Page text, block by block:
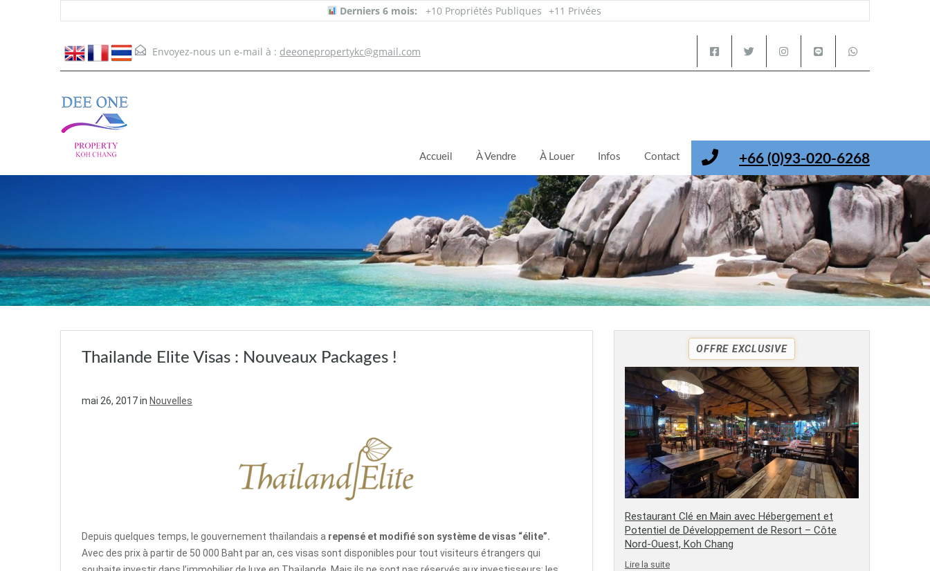
Derniers 6 mois: +10 Propriétés Publiques +11 Privées
Envoyez-nous un e-mail à : deeonepropertykc@gmail.com
+66 (0)93-020-6268
Accueil À Vendre À Louer Infos Contact
Thailande Elite Visas : Nouveaux Packages !
mai 26, 2017in Nouvelles
Depuis quelques temps, le gouvernement thaïlandais a repensé et modifié son système de visas “élite”.
Avec des prix ​​à partir de 50 000 Baht par an, ces visas sont disponibles pour tout visiteurs étrangers qui
OFFRE EXCLUSIVE
Restaurant Clé en Main avec Hébergement et
Potentiel de Développement de Resort – Côte
Nord-Ouest, Koh Chang
Lire la suite